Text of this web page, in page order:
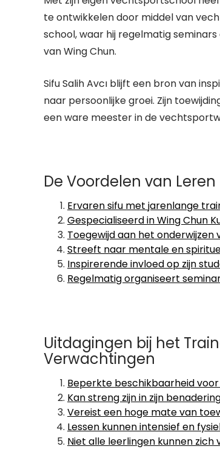
te ontwikkelen door middel van
school, waar hij regelmatig
van Wing Chun.
Sifu Salih Avcı blijft een bron van
naar persoonlijke groei. Zijn
een ware meester in de
De Voordelen van
Ervaren sifu met jarenlange
Gespecialiseerd in Wing Chun
Toegewijd aan het
Streeft naar mentale en
Inspirerende invloed op zijn
Regelmatig organiseert
Uitdagingen bij het
Verwachtingen
Beperkte beschikbaarheid
Kan streng zijn in zijn
Vereist een hoge mate van
Lessen kunnen intensief en
Niet alle leerlingen kunnen zich